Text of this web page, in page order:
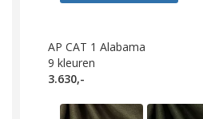
AP CAT 1 Alabama
9 kleuren
3.630,-